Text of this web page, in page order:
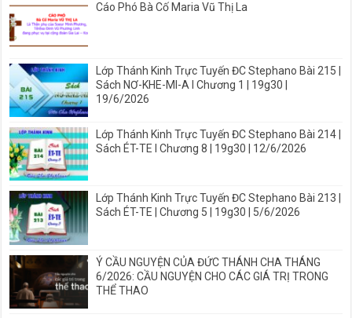
Cáo Phó Bà Cố Maria Vũ Thị La
Lớp Thánh Kinh Trực Tuyến ĐC Stephano Bài 215 |
Sách NƠ-KHE-MI-A I Chương 1 | 19g30 |
19/6/2026
Lớp Thánh Kinh Trực Tuyến ĐC Stephano Bài 214 |
Sách ÉT-TE I Chương 8 | 19g30 | 12/6/2026
Lớp Thánh Kinh Trực Tuyến ĐC Stephano Bài 213 |
Sách ÉT-TE | Chương 5 | 19g30 | 5/6/2026
Ý CẦU NGUYỆN CỦA ĐỨC THÁNH CHA THÁNG
6/2026: CẦU NGUYỆN CHO CÁC GIÁ TRỊ TRONG
THỂ THAO